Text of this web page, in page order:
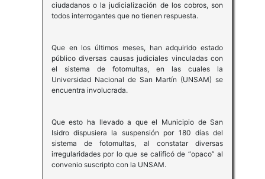
ciudadanos o la judicialización de los cobros, son
todos interrogantes que no tienen respuesta.
Que en los últimos meses, han adquirido estado
público diversas causas judiciales vinculadas con
el sistema de fotomultas, en las cuales la
Universidad Nacional de San Martín (UNSAM) se
encuentra involucrada.
Que esto ha llevado a que el Municipio de San
Isidro dispusiera la suspensión por 180 días del
sistema de fotomultas, al constatar diversas
irregularidades por lo que se calificó de “opaco” al
convenio suscripto con la UNSAM.